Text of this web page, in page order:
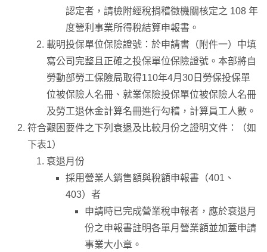
認定者，請檢附經稅捐稽徵機關核定之 108 年
度營利事業所得稅結算申報書。
載明投保單位保險證號：於申請書（附件一）中填
寫公司完整且正確之投保單位保險證號。本部將自
勞動部勞工保險局取得110年4月30日勞保投保單
位被保險人名冊、就業保險投保單位被保險人名冊
及勞工退休金計算名冊進行勾稽，計算員工人數。
符合艱困要件之下列衰退及比較月份之證明文件：（如
下表1）
衰退月份
採用營業人銷售額與稅額申報書（401、
403）者
申請時已完成營業稅申報者，應於衰退月
份之申報書註明各單月營業額並加蓋申請
事業大小章。